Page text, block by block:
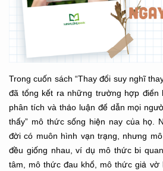
Trong cuốn sách “Thay đổi suy nghĩ
đã tổng kết ra những trường hợp điển
phân tích và thảo luận để dẫn mọi
thấy” mô thức sống hiện nay của họ.
đời có muôn hình vạn trạng, nhưng
đều giống nhau, ví dụ mô thức bi
tâm, mô thức đau khổ, mô thức giả